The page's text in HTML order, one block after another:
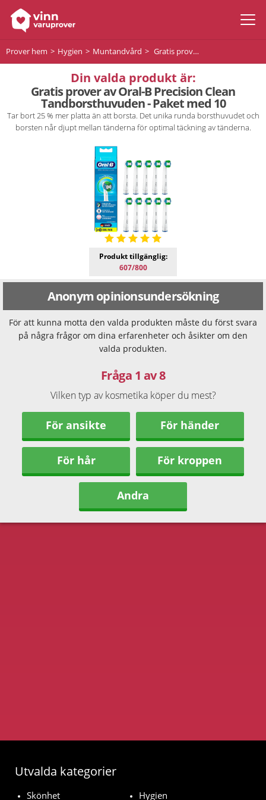
Prover hem Hygien Muntandvård Gratis prover av Oral-B Precision Clean Tandborsthuvuden - Paket med 10
Din valda produkt är:
Gratis prover av Oral-B Precision Clean
Tandborsthuvuden - Paket med 10
Tar bort 25 % mer platta än att borsta. Det unika runda borsthuvudet och
borsten når djupt mellan tänderna för optimal täckning av tänderna.
Produkt tillgänglig:
607/800
Anonym opinionsundersökning
För att kunna motta den valda produkten måste du först svara
på några frågor om dina erfarenheter och åsikter om den
valda produkten.
Fråga 1 av 8
Vilken typ av kosmetika köper du mest?
För ansikte För händer
För hår För kroppen
Andra
Utvalda kategorier
Skönhet Hygien